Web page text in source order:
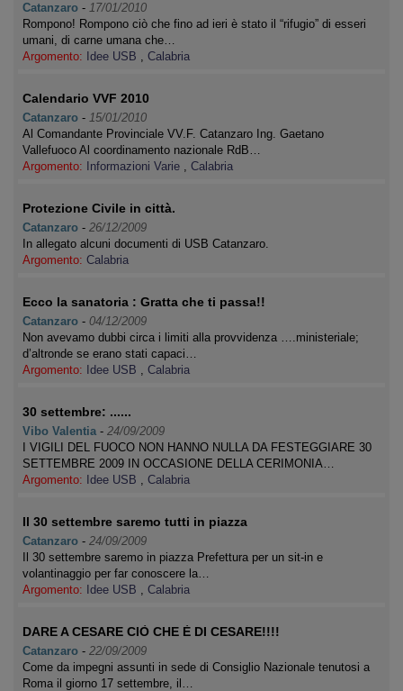
Catanzaro - 17/01/2010
Rompono! Rompono ciò che fino ad ieri è stato il “rifugio” di esseri
umani, di carne umana che…
Argomento: Idee USB , Calabria
Calendario VVF 2010
Catanzaro - 15/01/2010
Al Comandante Provinciale VV.F. Catanzaro Ing. Gaetano
Vallefuoco Al coordinamento nazionale RdB…
Argomento:
Informazioni Varie , Calabria
Protezione Civile in città.
Catanzaro - 26/12/2009
In allegato alcuni documenti di USB Catanzaro.
Argomento: Calabria
Ecco la sanatoria : Gratta che ti passa!!
Catanzaro - 04/12/2009
Non avevamo dubbi circa i limiti alla provvidenza ….ministeriale;
d’altronde se erano stati capaci…
Argomento: Idee USB , Calabria
30 settembre: ......
Vibo Valentia - 24/09/2009
I VIGILI DEL FUOCO NON HANNO NULLA DA FESTEGGIARE 30
SETTEMBRE 2009 IN OCCASIONE DELLA CERIMONIA…
Argomento: Idee USB , Calabria
Il 30 settembre saremo tutti in piazza
Catanzaro - 24/09/2009
Il 30 settembre saremo in piazza Prefettura per un sit-in e
volantinaggio per far conoscere la…
Argomento: Idee USB , Calabria
DARE A CESARE CIÒ CHE È DI CESARE!!!!
Catanzaro - 22/09/2009
Come da impegni assunti in sede di Consiglio Nazionale tenutosi a
Roma il giorno 17 settembre, il…